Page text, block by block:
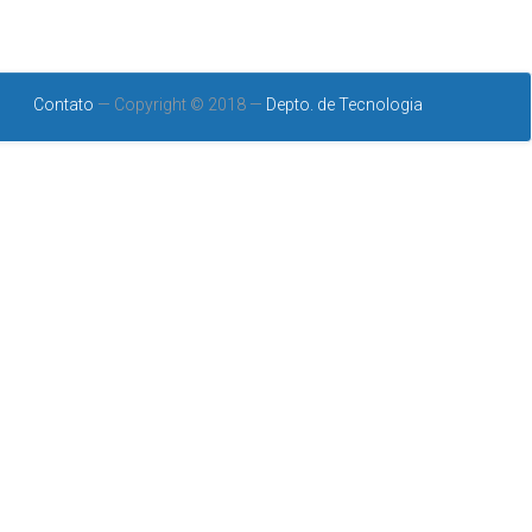
Contato — Copyright © 2018 — Depto. de Tecnologia